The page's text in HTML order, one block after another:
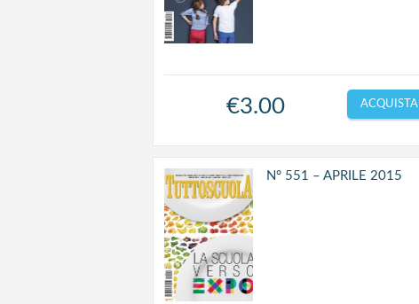
€3.00 ACQUISTA
N° 551 – APRILE 2015